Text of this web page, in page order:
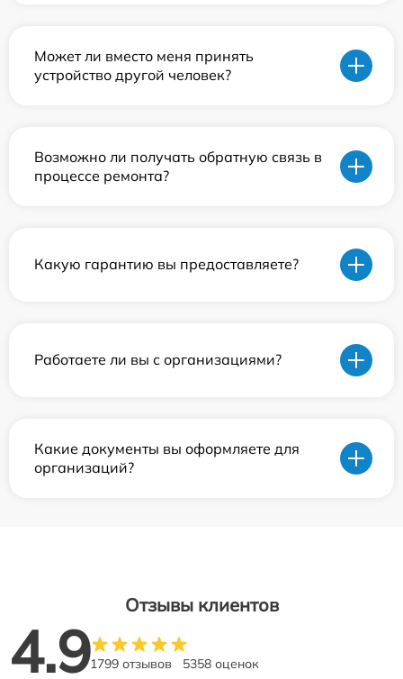
Может ли вместо меня принять
устройство другой человек?
Возможно ли получать обратную связь в
процессе ремонта?
Какую гарантию вы предоставляете?
Работаете ли вы с организациями?
Какие документы вы оформляете для
организаций?
Отзывы клиентов
4.91799 отзывов 5358 оценок